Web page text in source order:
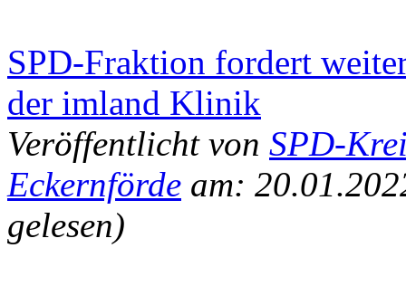
SPD-Fraktion fordert
der imland Klinik
Veröffentlicht von SPD-
Eckernförde am:
gelesen)